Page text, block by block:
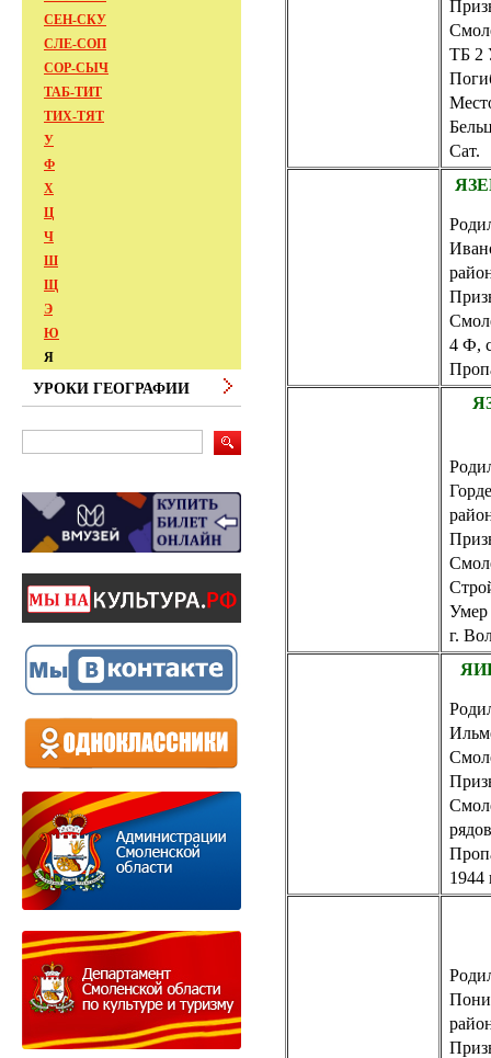
ТБ 2
Сат.
4 Ф,
Умер
г.
1944
СЕН-СКУ
СЛЕ-СОП
СОР-СЫЧ
ТАБ-ТИТ
ТИХ-ТЯТ
У
Ф
Х
Ц
Ч
Ш
Щ
Э
Ю
Я
УРОКИ ГЕОГРАФИИ